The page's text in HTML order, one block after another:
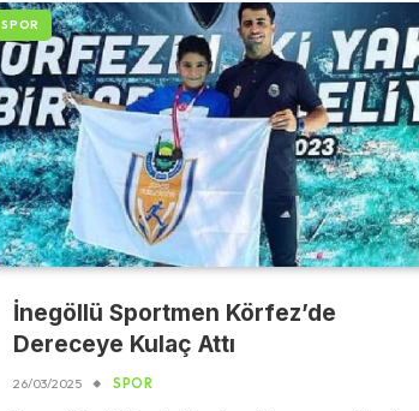
SPOR
İnegöllü Sportmen Körfez’de
Dereceye Kulaç Attı
26/03/2025 SPOR